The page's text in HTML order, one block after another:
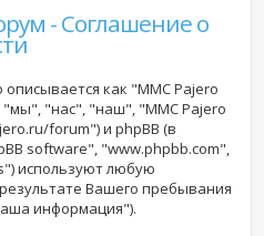
- Соглашение о
как "MMC Pajero
"нас", "наш", "MMC Pajero
forum") и phpBB (в
software", "www.phpbb.com",
используют любую
Вашего пребывания
информация").